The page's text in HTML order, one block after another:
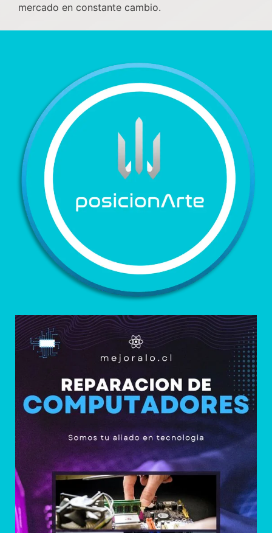
mercado en constante cambio.